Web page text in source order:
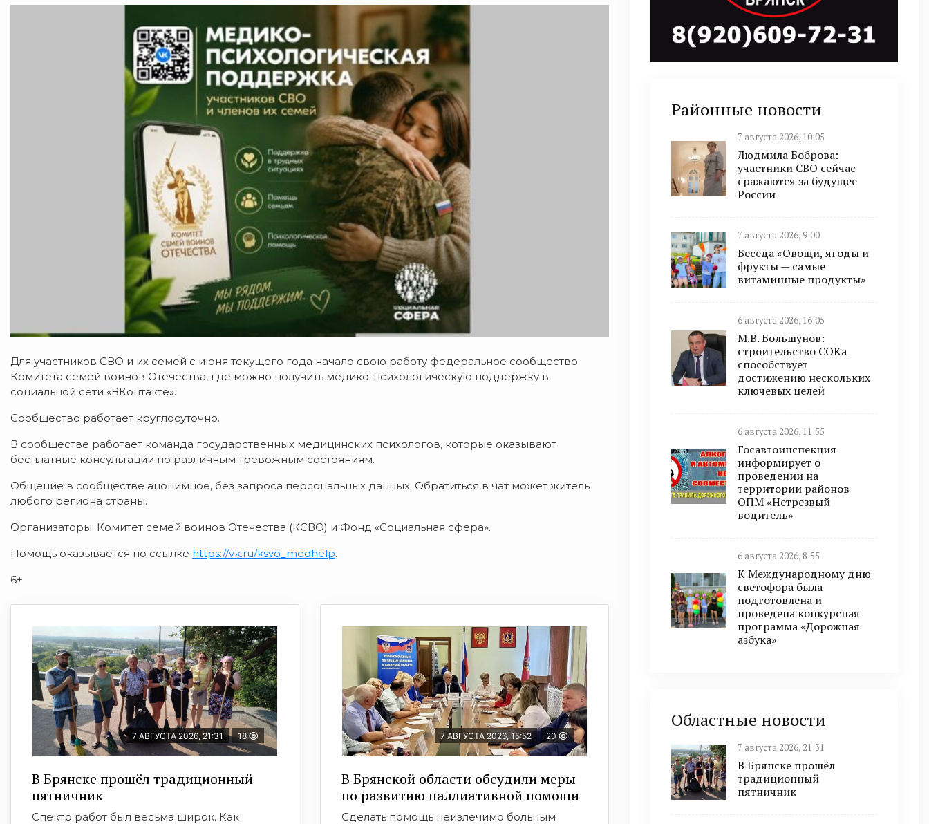
Для участников СВО и их семей с июня текущего года начало свою работу федеральное сообщество
Комитета семей воинов Отечества, где можно получить медико-психологическую поддержку в
социальной сети «ВКонтакте».
Сообщество работает круглосуточно.
В сообществе работает команда государственных медицинских психологов, которые оказывают
бесплатные консультации по различным тревожным состояниям.
Общение в сообществе анонимное, без запроса персональных данных. Обратиться в чат может житель
любого региона страны.
Организаторы: Комитет семей воинов Отечества (КСВО) и Фонд «Социальная сфера».
Помощь оказывается по ссылке https://vk.ru/ksvo_medhelp.
6+
7 АВГУСТА 2026, 21:31 18
В Брянске прошёл традиционный
пятничник
Спектр работ был весьма широк. Как
7 АВГУСТА 2026, 15:52 20
В Брянской области обсудили меры
по развитию паллиативной помощи
Сделать помощь неизлечимо больным
Районные новости
7 августа 2026, 10:05
Людмила Боброва:
участники СВО сейчас
сражаются за будущее
России
7 августа 2026, 9:00
Беседа «Овощи, ягоды и
фрукты — самые
витаминные продукты»
6 августа 2026, 16:05
М.В. Большунов:
строительство СОКа
способствует
достижению нескольких
ключевых целей
6 августа 2026, 11:55
Госавтоинспекция
информирует о
проведении на
территории районов
ОПМ «Нетрезвый
водитель»
6 августа 2026, 8:55
К Международному дню
светофора была
подготовлена и
проведена конкурсная
программа «Дорожная
азбука»
Областные новости
7 августа 2026, 21:31
В Брянске прошёл
традиционный
пятничник